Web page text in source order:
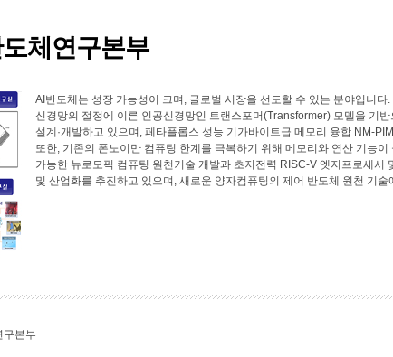
체연구본부
AI반도체는 성장 가능성이 크며, 글로벌 시장을 선도할 수 있는 분야입니
신경망의 절정에 이른 인공신경망인 트랜스포머(Transformer) 모델을 기
설계·개발하고 있으며, 페타플롭스 성능 기가바이트급 메모리 융합 NM-
또한, 기존의 폰노이만 컴퓨팅 한계를 극복하기 위해 메모리와 연산 기능
가능한 뉴로모픽 컴퓨팅 원천기술 개발과 초저전력 RISC-V 엣지프로세
및 산업화를 추진하고 있으며, 새로운 양자컴퓨팅의 제어 반도체 원천 기
구본부